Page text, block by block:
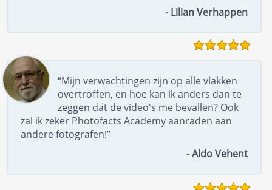
- Lilian Verhappen
“Mijn verwachtingen zijn op alle vlakken
overtroffen, en hoe kan ik anders dan te
zeggen dat de video's me bevallen? Ook
zal ik zeker Photofacts Academy aanraden aan
andere fotografen!”
- Aldo Vehent